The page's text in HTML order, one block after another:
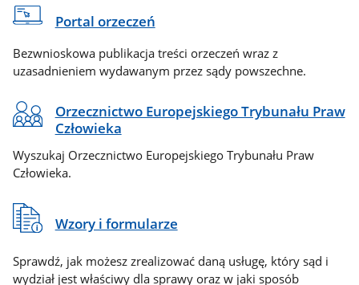
Portal orzeczeń
Bezwnioskowa publikacja treści orzeczeń wraz z
uzasadnieniem wydawanym przez sądy powszechne.
Orzecznictwo Europejskiego Trybunału Praw
Człowieka
Wyszukaj Orzecznictwo Europejskiego Trybunału Praw
Człowieka.
Wzory i formularze
Sprawdź, jak możesz zrealizować daną usługę, który sąd i
wydział jest właściwy dla sprawy oraz w jaki sposób